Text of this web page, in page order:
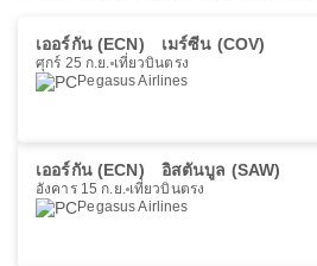
เออร์กัน (ECN) เมร์ซีน (COV)
ศุกร์ 25 ก.ย. เที่ยวบินตรง
Pegasus Airlines
เออร์กัน (ECN) อิสตันบูล (SAW)
อังคาร 15 ก.ย. เที่ยวบินตรง
Pegasus Airlines